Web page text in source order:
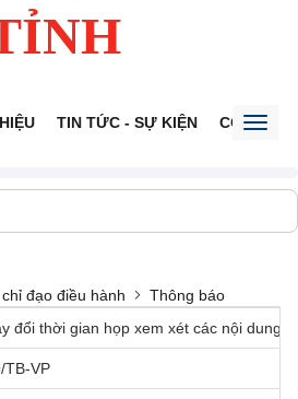
TIN TỨC - SỰ KIỆN CỔNG
đạo điều hành
Thông báo
đổi thời gian họp xem xét các nội dung
TB-VP